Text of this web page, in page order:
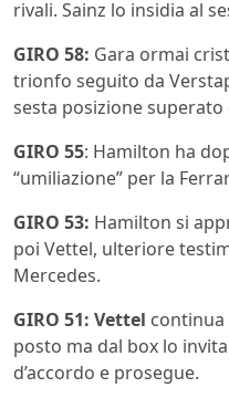
rivali. Sainz lo insidia al
GIRO 58: Gara ormai
trionfo seguito da
sesta posizione superato
GIRO 55: Hamilton ha
“umiliazione” per la
GIRO 53: Hamilton si
poi Vettel, ulteriore
Mercedes.
GIRO 51: Vettel continua
posto ma dal box lo
d’accordo e prosegue.